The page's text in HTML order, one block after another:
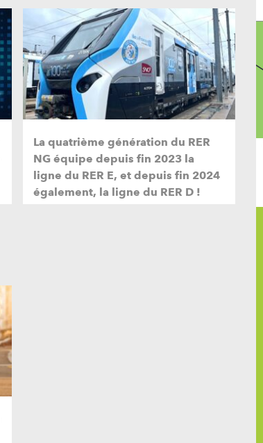
La quatrième génération du RER
NG équipe depuis fin 2023 la
ligne du RER E, et depuis fin 2024
également, la ligne du RER D !